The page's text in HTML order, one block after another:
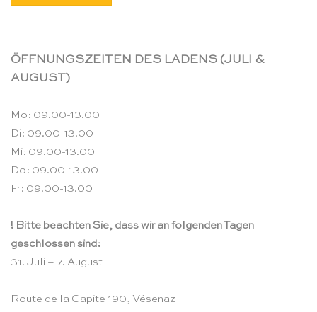
ÖFFNUNGSZEITEN DES LADENS (JULI &
AUGUST)
Mo: 09.00-13.00
Di: 09.00-13.00
Mi: 09.00-13.00
Do: 09.00-13.00
Fr: 09.00-13.00
! Bitte beachten Sie, dass wir an folgenden Tagen
geschlossen sind:
31. Juli – 7. August
Route de la Capite 190, Vésenaz